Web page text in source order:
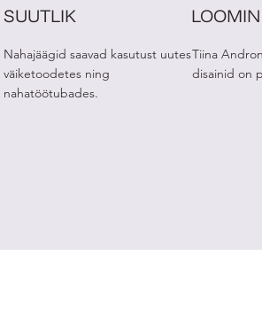
SUUTLIK
Nahajäägid saavad kasutust uutes
väiketoodetes ning
nahatöötubades.
Tiina
disainid on